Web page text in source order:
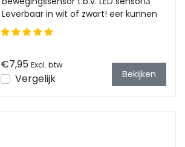
Leverbaar in wit of zwart! eer kunnen
op deze controller 3 deu...
€7,95 Excl. btw
Vergelijk Bekijken